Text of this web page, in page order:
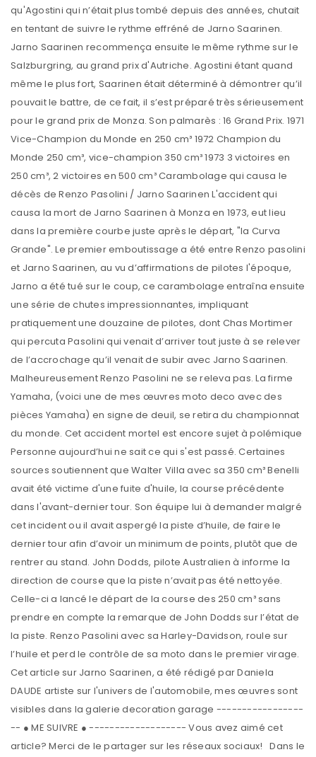
qu'Agostini qui n’était plus tombé depuis des années, chutait
en tentant de suivre le rythme effréné de Jarno Saarinen.
Jarno Saarinen recommença ensuite le même rythme sur le
Salzburgring, au grand prix d'Autriche. Agostini étant quand
même le plus fort, Saarinen était déterminé à démontrer qu’il
pouvait le battre, de ce fait, il s’est préparé très sérieusement
pour le grand prix de Monza. Son palmarès : 16 Grand Prix. 1971
Vice-Champion du Monde en 250 cm³ 1972 Champion du
Monde 250 cm³, vice-champion 350 cm³ 1973 3 victoires en
250 cm³, 2 victoires en 500 cm³ Carambolage qui causa le
décès de Renzo Pasolini / Jarno Saarinen L'accident qui
causa la mort de Jarno Saarinen à Monza en 1973, eut lieu
dans la première courbe juste après le départ, "la Curva
Grande". Le premier emboutissage a été entre Renzo pasolini
et Jarno Saarinen, au vu d’affirmations de pilotes l'époque,
Jarno a été tué sur le coup, ce carambolage entraîna ensuite
une série de chutes impressionnantes, impliquant
pratiquement une douzaine de pilotes, dont Chas Mortimer
qui percuta Pasolini qui venait d’arriver tout juste à se relever
de l’accrochage qu’il venait de subir avec Jarno Saarinen.
Malheureusement Renzo Pasolini ne se releva pas. La firme
Yamaha, (voici une de mes œuvres moto deco avec des
pièces Yamaha) en signe de deuil, se retira du championnat
du monde. Cet accident mortel est encore sujet à polémique
Personne aujourd’hui ne sait ce qui s'est passé. Certaines
sources soutiennent que Walter Villa avec sa 350 cm³ Benelli
avait été victime d'une fuite d'huile, la course précédente
dans l'avant-dernier tour. Son équipe lui à demander malgré
cet incident ou il avait aspergé la piste d’huile, de faire le
dernier tour afin d’avoir un minimum de points, plutôt que de
rentrer au stand. John Dodds, pilote Australien à informe la
direction de course que la piste n’avait pas été nettoyée.
Celle-ci a lancé le départ de la course des 250 cm³ sans
prendre en compte la remarque de John Dodds sur l’état de
la piste. Renzo Pasolini avec sa Harley-Davidson, roule sur
l’huile et perd le contrôle de sa moto dans le premier virage.
Cet article sur Jarno Saarinen, a été rédigé par Daniela
DAUDE artiste sur l'univers de l'automobile, mes œuvres sont
visibles dans la galerie decoration garage -----------------
-- ● ME SUIVRE ● ------------------- Vous avez aimé cet
article? Merci de le partager sur les réseaux sociaux! Dans le